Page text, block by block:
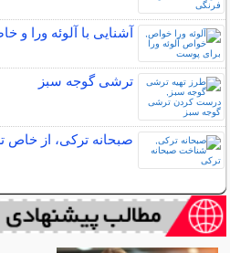
آشنایی با آلوئه ورا و
ترشی گوجه سبز
صبحانه ترکی، از خاص